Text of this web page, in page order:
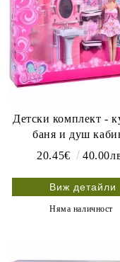
Детски комплект -
баня и душ
20.45€
Виж детайли
Няма наличност